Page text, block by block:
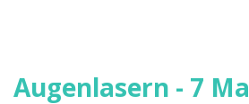
Augenlasern - 7